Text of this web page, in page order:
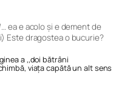
ea e acolo şi e dement de
Este dragostea o bucurie?
a ,,doi bătrâni
viața capătă un alt sens